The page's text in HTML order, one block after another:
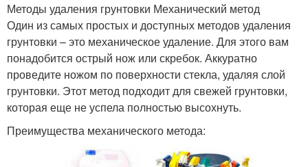
Методы удаления грунтовки Механический метод
Один из самых простых и доступных методов удаления
грунтовки – это механическое удаление. Для этого вам
понадобится острый нож или скребок. Аккуратно
проведите ножом по поверхности стекла, удаляя слой
грунтовки. Этот метод подходит для свежей грунтовки,
которая еще не успела полностью высохнуть.
Преимущества механического метода: